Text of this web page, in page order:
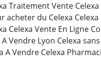
Traitement Vente
acheter du Celexa Celexa
Celexa Vente En Ligne
A Vendre Lyon Celexa
A Vendre Celexa